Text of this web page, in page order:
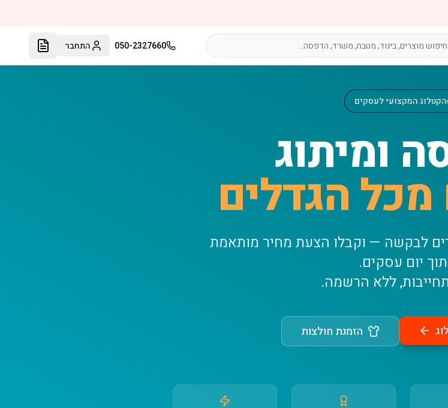
050-2327660 התחבר
הקטלוג המקצועי לעסקים
ומיתוג
הגדלים
לבקשה — וקבלו הצעת מחיר מותאמת
תוך יום עסקים.
ללא הרשמה.
הזמנת חולצות